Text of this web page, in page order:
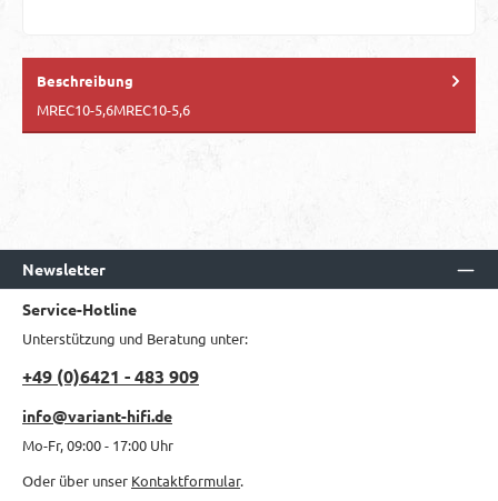
Beschreibung
MREC10-5,6MREC10-5,6
Newsletter
Service-Hotline
Unterstützung und Beratung unter:
+49 (0)6421 - 483 909
info@variant-hifi.de
Mo-Fr, 09:00 - 17:00 Uhr
Oder über unser Kontaktformular.